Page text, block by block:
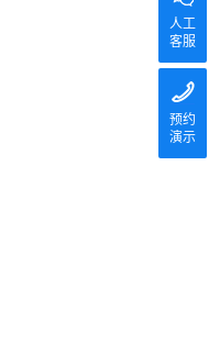
人工
客服
预约
演示